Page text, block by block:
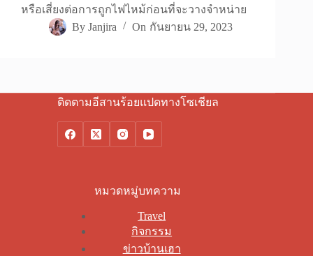
หรือเสี่ยงต่อการถูกไฟไหม้ก่อนที่จะวางจำหน่าย
By Janjira On กันยายน 29, 2023
ติดตามอีสานร้อยแปดทางโซเชียล
หมวดหมู่บทความ
Travel
กิจกรรม
ข่าวบ้านเฮา